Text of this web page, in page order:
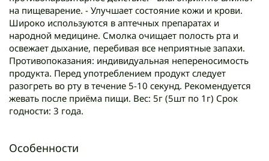
на пищеварение. - Улучшает состояние кожи и крови.
Широко используются в аптечных препаратах и
народной медицине. Смолка очищает полость рта и
освежает дыхание, перебивая все неприятные запахи.
Противопоказания: индивидуальная непереносимость
продукта. Перед употреблением продукт следует
разогреть во рту в течение 5-10 секунд. Рекомендуется
жевать после приёма пищи. Вес: 5г (5шт по 1г) Срок
годности: 3 года.
Особенности